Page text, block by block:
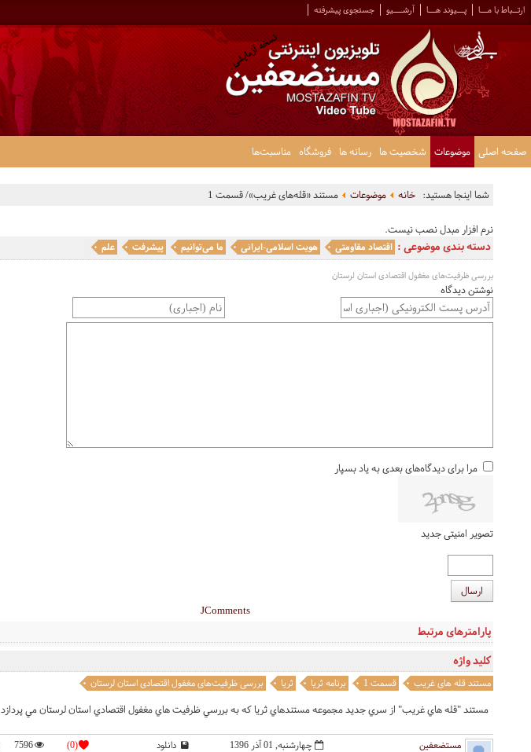
ارتــباط با مـــا پـــیوند هـــا آرشــــیو جستجوی پیشرفته
صفحه اصلی موضوعات شخصیت ها رسانه ها فروشگاه مناسبت‌ها
شما اینجا هستید: خانه موضوعات مستند «قله‌های غریب»/ قسمت 1
نرم افزار مبدل نصب نیست.
دسته بندی موضوعی : اقتصاد مقاومتی هویت اسلامی-ایرانی ما می‌توانیم پیشرفت علم
بررسی ظرفیت‌های مغفول اقتصادی استان لرستان
مستضعفین چهارشنبه, 01 آذر 1396 دانلود (0)
7596
مستند "قله هاي غريب" از سري جديد مجموعه مستندهاي ثريا که به بررسي ظرفيت هاي مغفول اقتصادي استان لرستان مي پردازد
کلید واژه
مستند قله های غریب قسمت 1 برنامه ثریا ثریا بررسی ظرفیت‌های مغفول اقتصادی استان لرستان
پارامترهای مرتبط
نوشتن دیدگاه
مرا برای دیدگاه‌های بعدی به یاد بسپار
تصویر امنیتی جدید
ارسال
JComments